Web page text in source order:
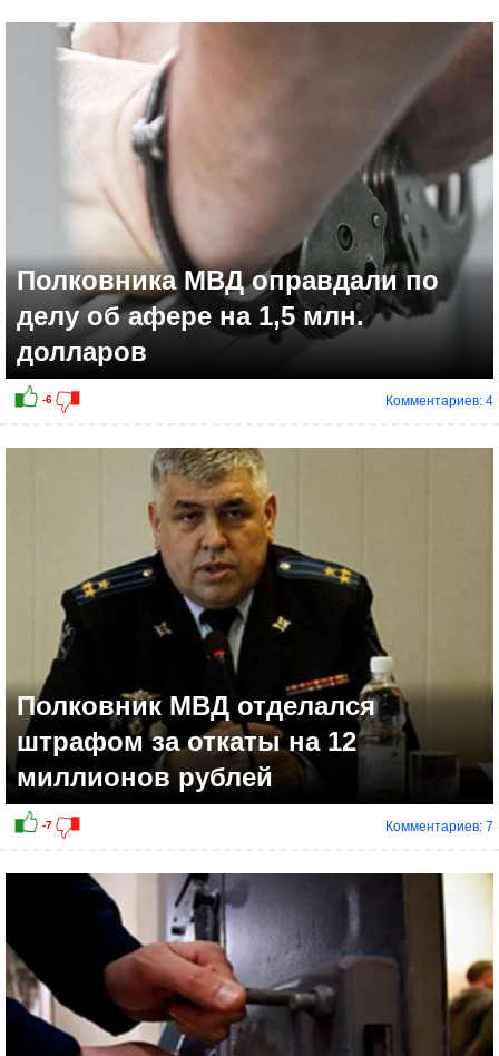
+5
+8
Полковника МВД оправдали по
делу об афере на 1,5 млн.
долларов
Комментариев: 4
Полковник МВД отделался
штрафом за откаты на 12
миллионов рублей
Комментариев: 7